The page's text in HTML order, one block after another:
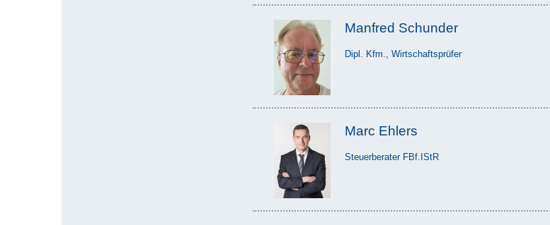
Manfred Schunder
Dipl. Kfm., Wirtschaftsprüfer
Marc Ehlers
Steuerberater FBf.IStR